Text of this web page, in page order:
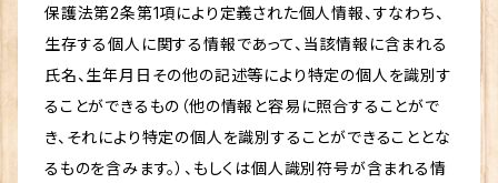
保護法第2条第1項により定義された個人情報、すなわち、
生存する個人に関する情報であって、当該情報に含まれる
氏名、生年月日その他の記述等により特定の個人を識別す
ることができるもの（他の情報と容易に照合することがで
き、それにより特定の個人を識別することができることとな
るものを含みます。）、もしくは個人識別符号が含まれる情